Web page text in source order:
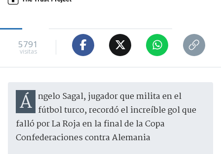
5791
visitas
Ángelo Sagal, jugador que milita en el fútbol turco, recordó el increíble gol que
falló por La Roja en la final de la Copa
Confederaciones contra Alemania